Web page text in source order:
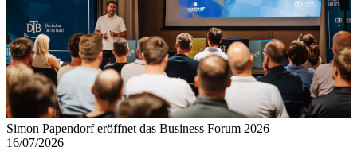
Simon Papendorf eröffnet das Business Forum 2026
16/07/2026